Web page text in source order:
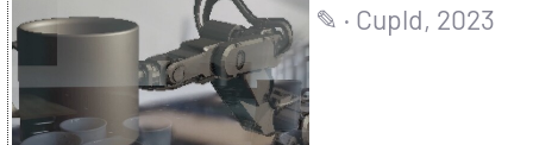
✎ · Cupld, 2023